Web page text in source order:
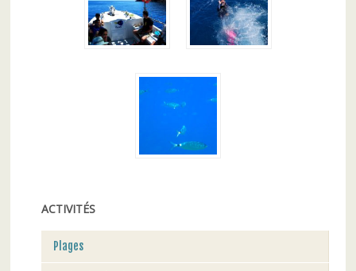
ACTIVITÉS
Plages